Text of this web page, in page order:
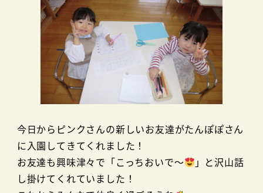
今日からピンクさんの新しいお友達がたんぽぽさん
に入園してきてくれました！
お友達も興味津々で「こっちおいで～
」と沢山話
し掛けてくれていました！